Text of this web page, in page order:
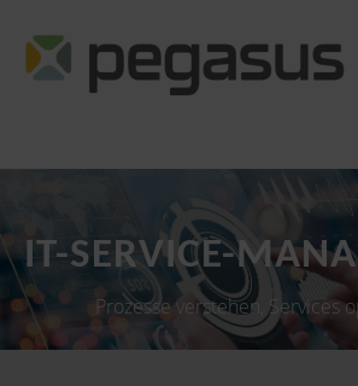
Inhalt
springen
IT-SERVICE-
Prozesse verstehen, Services